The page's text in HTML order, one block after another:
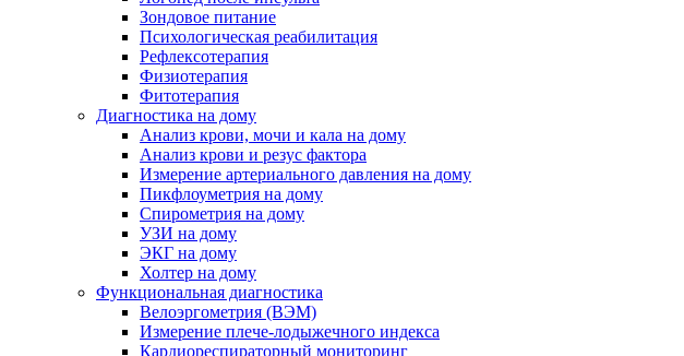
Зондовое питание
Психологическая реабилитация
Рефлексотерапия
Физиотерапия
Фитотерапия
Диагностика на дому
Анализ крови, мочи и кала на дому
Анализ крови и резус фактора
Измерение артериального давления на дому
Пикфлоуметрия на дому
Спирометрия на дому
УЗИ на дому
ЭКГ на дому
Холтер на дому
Функциональная диагностика
Велоэргометрия (ВЭМ)
Измерение плече-лодыжечного индекса
Кардиореспираторный мониторинг